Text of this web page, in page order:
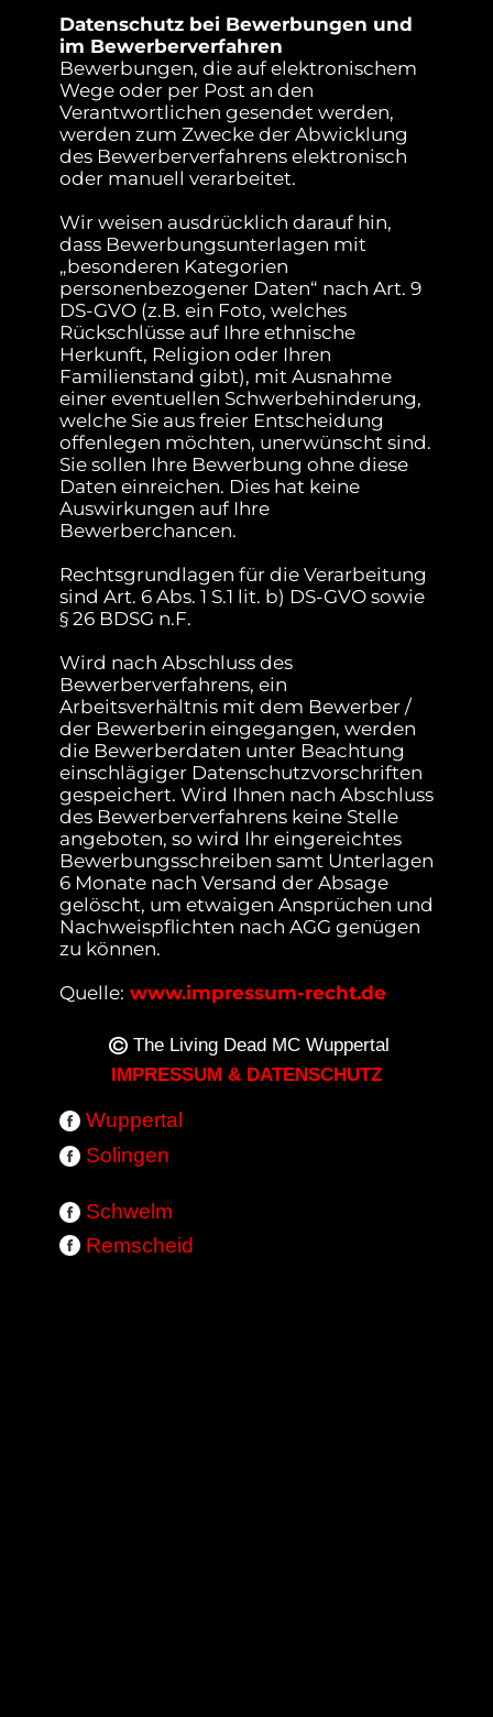
Datenschutz bei Bewerbungen und
im Bewerberverfahren
Bewerbungen, die auf elektronischem
Wege oder per Post an den
Verantwortlichen gesendet werden,
werden zum Zwecke der Abwicklung
des Bewerberverfahrens elektronisch
oder manuell verarbeitet.
Wir weisen ausdrücklich darauf hin,
dass Bewerbungsunterlagen mit
„besonderen Kategorien
personenbezogener Daten“ nach Art. 9
DS-GVO (z.B. ein Foto, welches
Rückschlüsse auf Ihre ethnische
Herkunft, Religion oder Ihren
Familienstand gibt), mit Ausnahme
einer eventuellen Schwerbehinderung,
welche Sie aus freier Entscheidung
offenlegen möchten, unerwünscht sind.
Sie sollen Ihre Bewerbung ohne diese
Daten einreichen. Dies hat keine
Auswirkungen auf Ihre
Bewerberchancen.
Rechtsgrundlagen für die Verarbeitung
sind Art. 6 Abs. 1 S.1 lit. b) DS-GVO sowie
§ 26 BDSG n.F.
Wird nach Abschluss des
Bewerberverfahrens, ein
Arbeitsverhältnis mit dem Bewerber /
der Bewerberin eingegangen, werden
die Bewerberdaten unter Beachtung
einschlägiger Datenschutzvorschriften
gespeichert. Wird Ihnen nach Abschluss
des Bewerberverfahrens keine Stelle
angeboten, so wird Ihr eingereichtes
Bewerbungsschreiben samt Unterlagen
6 Monate nach Versand der Absage
gelöscht, um etwaigen Ansprüchen und
Nachweispflichten nach AGG genügen
zu können.
Quelle: www.impressum-recht.de
The Living Dead MC Wuppertal
IMPRESSUM & DATENSCHUTZ
Wuppertal
Solingen
Schwelm
Remscheid